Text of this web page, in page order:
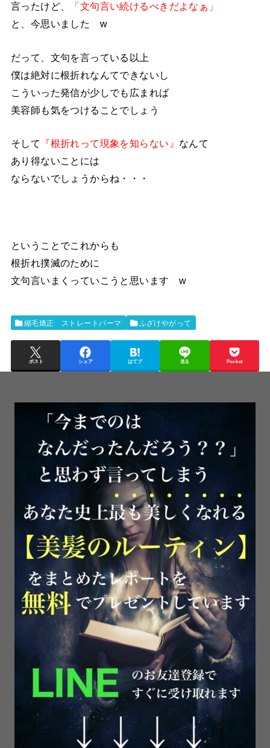
言ったけど、
「文句言い続けるべきだよなぁ」
と、今思いました w
だって、文句を言っている以上
僕は絶対に根折れなんてできないし
こういった発信が少しでも広まれば
美容師も気をつけることでしょう
そして 『根折れって現象を知らない』 なんて
あり得ないことには
ならないでしょうからね・・・
ということでこれからも
根折れ撲滅のために
文句言いまくっていこうと思います w
縮毛矯正 ストレートパーマ ふざけやがって
ポスト シェア はてブ 送る Pocket